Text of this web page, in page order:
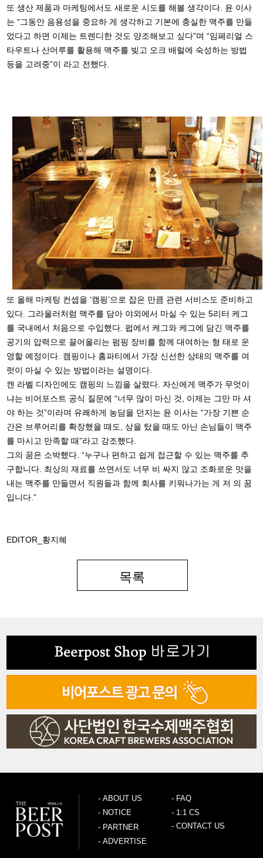
또 생산 제품과 마케팅에서도 새로운 시도를 해볼 생각이다. 윤 이사
는 “그동안 음용성을 중요하 게 생각하고 기본에 충실한 맥주를 만들
었다고 하면 이제는 트렌디한 것도 양조해보고 싶다”며 “임페리얼 스
타우트나 산머루를 활용해 맥주를 빚고 오크 배럴에 숙성하는 방법
등을 고려중”이 라고 전했다.
또 올해 마케팅 컨셉을 ‘캠핑’으로 잡은 만큼 관련 서비스도 준비하고
있다. 그라울러처럼 맥주를 담아 야외에서 마실 수 있는 5리터 케그
를 국내에서 처음으로 수입했다. 펍에서 케그와 케그에 담긴 맥주를
공기의 압력으로 끌어올리는 펌핑 장비를 함께 대여하는 형 태로 운
영할 예정이다. 캠핑이나 홈파티에서 가장 신선한 상태의 맥주를 여
럿이 마실 수 있는 방법이라는 설명이다.
캔 라벨 디자인에도 캠핑의 느낌을 살렸다. 자신에게 맥주가 무엇이
냐는 비어포스트 공식 질문에 “너무 많이 마신 것, 이제는 그만 마 셔
야 하는 것”이라며 유쾌하게 농담을 던지는 윤 이사는 “가장 기쁜 순
간은 브루어리를 확장했을 때도, 상을 탔을 때도 아닌 손님들이 맥주
를 마시고 만족할 때”라고 강조했다.
그의 꿈은 소박했다. “누구나 편하고 쉽게 접근할 수 있는 맥주를 추
구합니다. 최상의 재료를 쓰면서도 너무 비 싸지 않고 조화로운 맛을
내는 맥주를 만들면서 직원들과 함께 회사를 키워나가는 게 저 의 꿈
입니다.”
EDITOR_황지혜
목록
- ABOUT US
- NOTICE
- FAQ
- 1:1 CS
- CONTACT US
- PARTNER
- ADVERTISE